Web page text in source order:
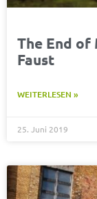
The End of
Faust
WEITERLESEN »
25. Juni 2019